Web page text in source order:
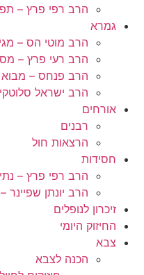
הרב רפי פרץ –
גמרא
הרב מוטי הס –
הרב רעי פרץ –
הרב פנחס –
הרב ישראל
אורחים
רבנים
הרצאות חול
חסידות
הרב רפי פרץ –
הרב יונתן שפיינר
זיכרון לנופלים
החיזוק היומי
צבא
הכנה לצבא